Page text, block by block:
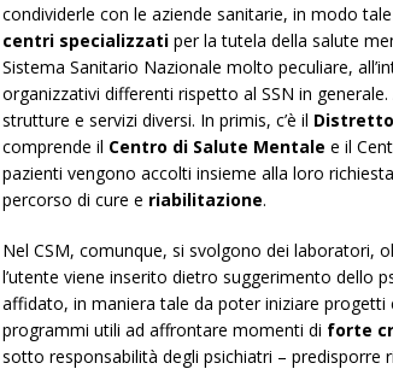
condividerle con le aziende sanitarie, in modo
centri specializzati per la tutela della salute
Sistema Sanitario Nazionale molto peculiare,
organizzativi differenti rispetto al SSN in
strutture e servizi diversi. In primis, c’è il
comprende il Centro di Salute Mentale e il
pazienti vengono accolti insieme alla loro
percorso di cure e riabilitazione.
Nel CSM, comunque, si svolgono dei laboratori,
l’utente viene inserito dietro suggerimento dello
affidato, in maniera tale da poter iniziare
programmi utili ad affrontare momenti di forte
sotto responsabilità degli psichiatri – predisporre